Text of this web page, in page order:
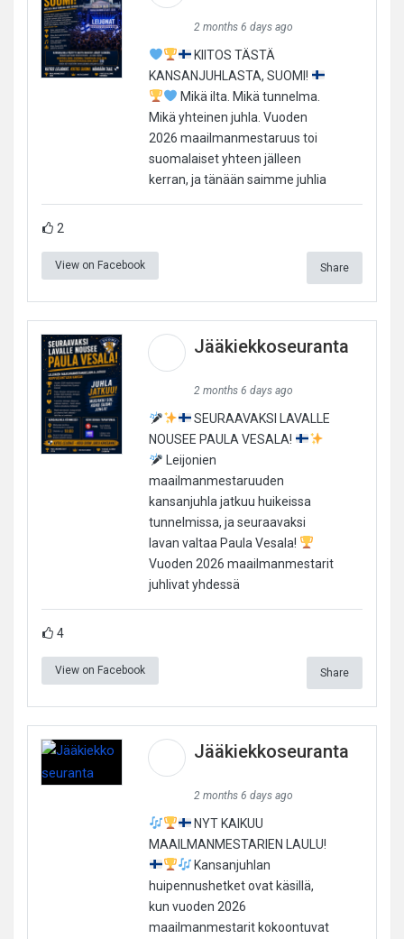
2 months 6 days ago
KIITOS TÄSTÄ
KANSANJUHLASTA, SUOMI!
Mikä ilta. Mikä tunnelma.
Mikä yhteinen juhla. Vuoden
2026 maailmanmestaruus toi
suomalaiset yhteen jälleen
kerran, ja tänään saimme juhlia
2
View on Facebook Share
Jääkiekkoseuranta
2 months 6 days ago
SEURAAVAKSI LAVALLE
NOUSEE PAULA VESALA!
Leijonien
maailmanmestaruuden
kansanjuhla jatkuu huikeissa
tunnelmissa, ja seuraavaksi
lavan valtaa Paula Vesala!
Vuoden 2026 maailmanmestarit
juhlivat yhdessä
4
View on Facebook Share
Jääkiekkoseuranta
2 months 6 days ago
NYT KAIKUU
MAAILMANMESTARIEN LAULU!
Kansanjuhlan
huipennushetket ovat käsillä,
kun vuoden 2026
maailmanmestarit kokoontuvat